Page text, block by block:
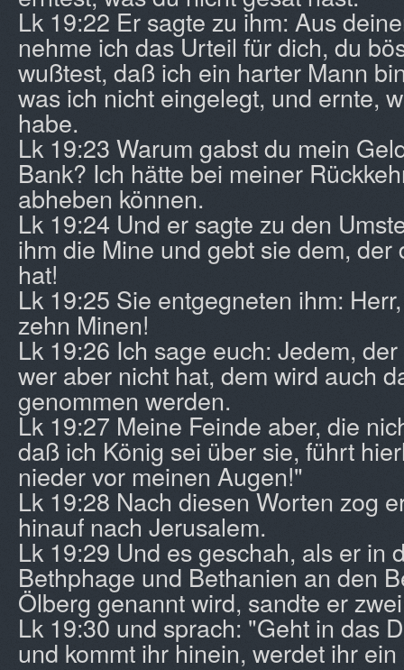
Lk 19:22 Er sagte zu ihm: Aus
nehme ich das Urteil für dich, du
wußtest, daß ich ein harter Mann
was ich nicht eingelegt, und ernte,
habe.
Lk 19:23 Warum gabst du mein
Bank? Ich hätte bei meiner
abheben können.
Lk 19:24 Und er sagte zu den
ihm die Mine und gebt sie dem, der
hat!
Lk 19:25 Sie entgegneten ihm:
zehn Minen!
Lk 19:26 Ich sage euch: Jedem,
wer aber nicht hat, dem wird auch
genommen werden.
Lk 19:27 Meine Feinde aber, die
daß ich König sei über sie, führt
nieder vor meinen Augen!"
Lk 19:28 Nach diesen Worten zog
hinauf nach Jerusalem.
Lk 19:29 Und es geschah, als er in
Bethphage und Bethanien an den
Ölberg genannt wird, sandte er
Lk 19:30 und sprach: "Geht in das
und kommt ihr hinein, werdet ihr